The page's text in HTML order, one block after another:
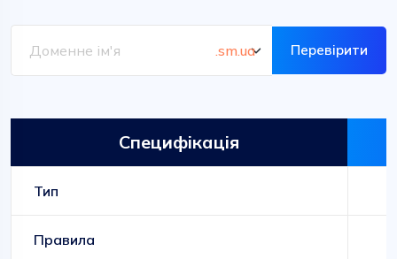
Перевірити
Специфікація
Тип
Правила